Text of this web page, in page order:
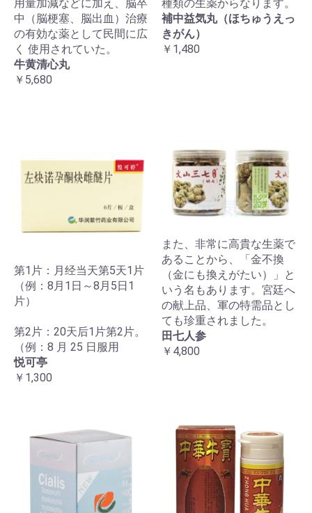
用量加減などに加え、脳卒
中（脳梗塞、脳出血）治療
の有効な薬として民間に広
く 使用されていた。
牛黄清心丸
￥5,680
種類の生薬からなります。
補中益気丸（ほちゅうえっ
きがん）
￥1,480
第1片：月经当天第5天1片
（例：8月1日～8月5日1
片）
第2片：20天后1片第2片。
（例：8 月 25 日服用
悦可亭
￥1,300
また、非常に高貴な生薬で
あることから、「金不換
（金にも換えがたい）」と
いう名もあります。宮廷へ
の献上品、軍の特需品とし
ても珍重されました。
田七人参
￥4,800